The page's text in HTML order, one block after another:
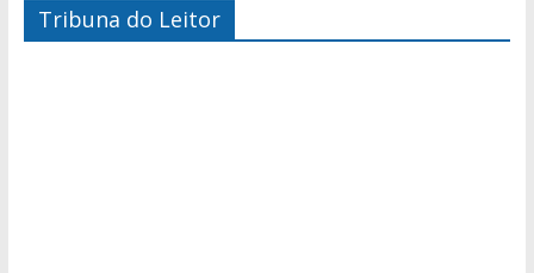
Tribuna do Leitor